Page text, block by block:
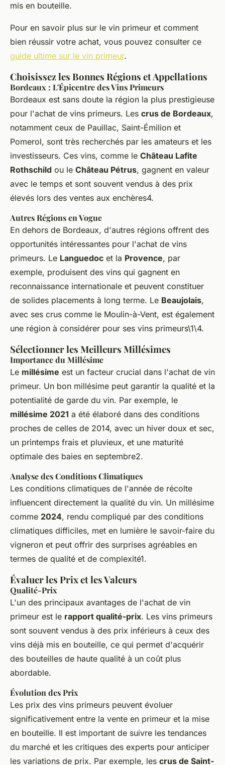
mis en bouteille.
Pour en savoir plus sur le vin primeur et comment
bien réussir votre achat, vous pouvez consulter ce
guide ultime sur le vin primeur.
Choisissez les Bonnes Régions et Appellations
Bordeaux : L'Épicentre des Vins Primeurs
Bordeaux est sans doute la région la plus prestigieuse
pour l'achat de vins primeurs. Les crus de Bordeaux,
notamment ceux de Pauillac, Saint-Émilion et
Pomerol, sont très recherchés par les amateurs et les
investisseurs. Ces vins, comme le Château Lafite
Rothschild ou le Château Pétrus, gagnent en valeur
avec le temps et sont souvent vendus à des prix
élevés lors des ventes aux enchères4.
Autres Régions en Vogue
En dehors de Bordeaux, d'autres régions offrent des
opportunités intéressantes pour l'achat de vins
primeurs. Le Languedoc et la Provence, par
exemple, produisent des vins qui gagnent en
reconnaissance internationale et peuvent constituer
de solides placements à long terme. Le Beaujolais,
avec ses crus comme le Moulin-à-Vent, est également
une région à considérer pour ses vins primeurs\1\4.
Sélectionner les Meilleurs Millésimes
Importance du Millésime
Le millésime est un facteur crucial dans l'achat de vin
primeur. Un bon millésime peut garantir la qualité et la
potentialité de garde du vin. Par exemple, le
millésime 2021 a été élaboré dans des conditions
proches de celles de 2014, avec un hiver doux et sec,
un printemps frais et pluvieux, et une maturité
optimale des baies en septembre2.
Analyse des Conditions Climatiques
Les conditions climatiques de l'année de récolte
influencent directement la qualité du vin. Un millésime
comme 2024, rendu compliqué par des conditions
climatiques difficiles, met en lumière le savoir-faire du
vigneron et peut offrir des surprises agréables en
termes de qualité et de complexité1.
Évaluer les Prix et les Valeurs
Qualité-Prix
L'un des principaux avantages de l'achat de vin
primeur est le rapport qualité-prix. Les vins primeurs
sont souvent vendus à des prix inférieurs à ceux des
vins déjà mis en bouteille, ce qui permet d'acquérir
des bouteilles de haute qualité à un coût plus
abordable.
Évolution des Prix
Les prix des vins primeurs peuvent évoluer
significativement entre la vente en primeur et la mise
en bouteille. Il est important de suivre les tendances
du marché et les critiques des experts pour anticiper
les variations de prix. Par exemple, les crus de Saint-